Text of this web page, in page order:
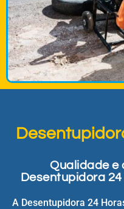
Qualidade e
Desentupidora
A Desentupidora 24